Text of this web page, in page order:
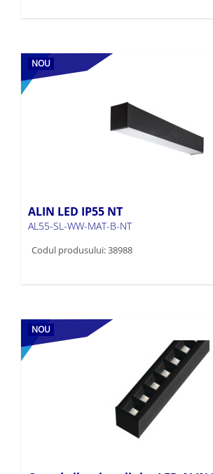
NOU
ALIN LED IP55 NT
AL55-SL-WW-MAT-B-NT
Codul produsului: 38988
NOU